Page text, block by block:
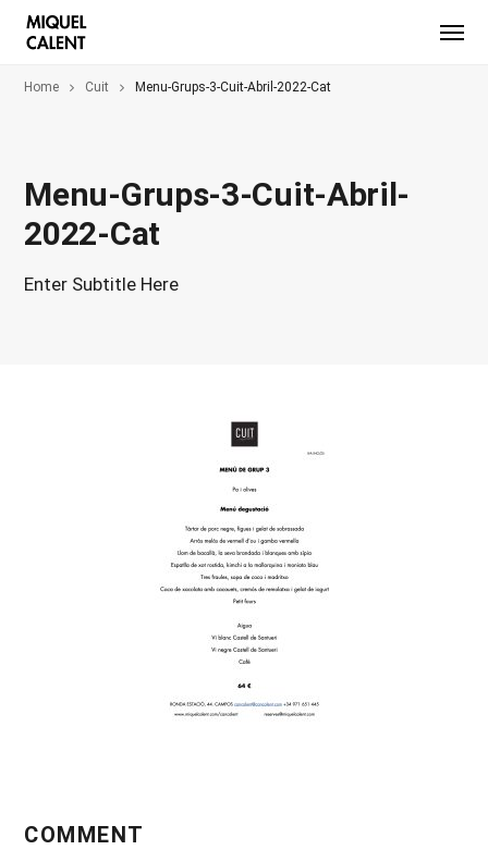
Home Cuit Menu-Grups-3-Cuit-Abril-2022-Cat
Menu-Grups-3-Cuit-Abril-
2022-Cat
Enter Subtitle Here
COMMENT